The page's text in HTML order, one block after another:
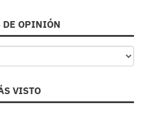
DE OPINIÓN
VISTO